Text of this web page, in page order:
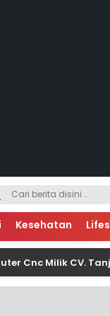
Kesehatan
Milik CV. Tanjaya